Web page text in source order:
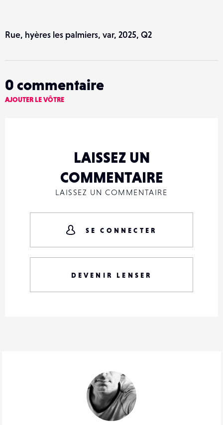
Rue, hyères les palmiers, var, 2025, Q2
0 commentaire
AJOUTER LE VÔTRE
LAISSEZ UN
COMMENTAIRE
LAISSEZ UN COMMENTAIRE
SE CONNECTER
DEVENIR LENSER